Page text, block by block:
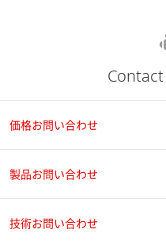
価格お問い合わせ
製品お問い合わせ
技術お問い合わせ